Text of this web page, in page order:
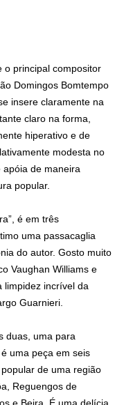
o principal compositor
Domingos Bomtempo
insere claramente na
claro na forma,
hiperativo e de
modesta no
apóia de maneira
popular.
é em três
uma passacaglia
do autor. Gosto muito
Vaughan Williams e
limpidez incrível da
Guarnieri.
duas, uma para
uma peça em seis
de uma região
Reguengos de